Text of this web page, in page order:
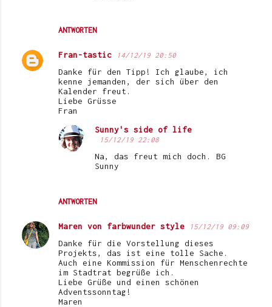
ANTWORTEN
Fran-tastic 14/12/19 20:50
Danke für den Tipp! Ich glaube, ich
kenne jemanden, der sich über den
Kalender freut.
Liebe Grüsse
Fran
ANTWORTEN
Sunny's side of life
15/12/19 22:08
Na, das freut mich doch. BG
Sunny
Maren von farbwunder style 15/12/19 09:09
Danke für die Vorstellung dieses
Projekts, das ist eine tolle Sache.
Auch eine Kommission für Menschenrechte
im Stadtrat begrüße ich.
Liebe Grüße und einen schönen
Adventssonntag!
Maren